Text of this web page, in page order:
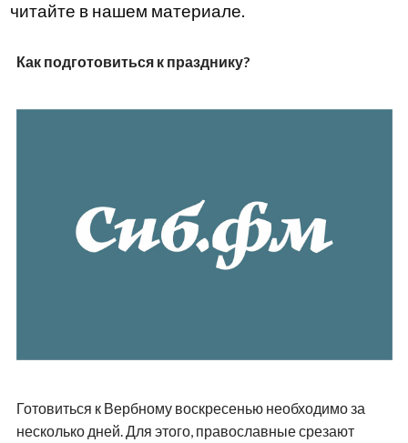
читайте в нашем материале.
Как подготовиться к празднику?
Готовиться к Вербному воскресенью необходимо за
несколько дней. Для этого, православные срезают